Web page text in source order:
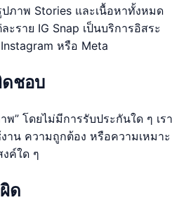
ภาพ Stories และเนื้อหาทั้งหมด
ะราย IG Snap เป็นบริการอิสระ
หรือ Meta
ชอบ
” โดยไม่มีการรับประกันใด ๆ เรา
าน ความถูกต้อง หรือความเหมาะ
ค์ใด ๆ
ด